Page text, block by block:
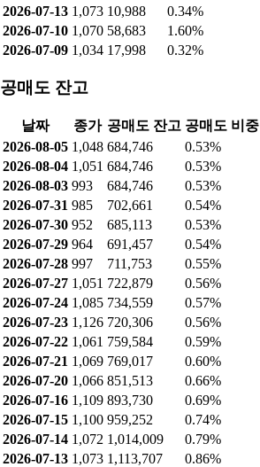
2026-07-13 1,073 10,988
0.34%
2026-07-10 1,070 58,683
1.60%
2026-07-09 1,034 17,998 0.32%
공매도 잔고
날짜 종가 공매도 잔고 공매도 비중
2026-08-05 1,048 684,746
0.53%
2026-08-04 1,051 684,746
0.53%
2026-08-03 993 684,746
0.53%
2026-07-31 985 702,661
0.54%
2026-07-30 952 685,113
0.53%
2026-07-29 964 691,457
0.54%
2026-07-28 997 711,753
0.55%
2026-07-27 1,051 722,879
0.56%
2026-07-24 1,085 734,559
0.57%
2026-07-23 1,126 720,306
0.56%
2026-07-22 1,061 759,584
0.59%
2026-07-21 1,069 769,017
0.60%
2026-07-20 1,066 851,513
0.66%
2026-07-16 1,109 893,730
0.69%
2026-07-15 1,100 959,252
0.74%
2026-07-14 1,072 1,014,009
0.79%
2026-07-13 1,073 1,113,707
0.86%